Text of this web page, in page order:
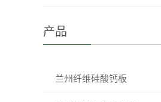
产品
兰州纤维硅酸钙板